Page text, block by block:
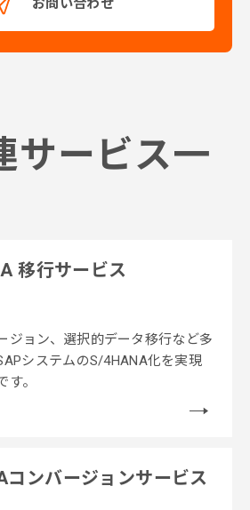
お問い合わせ
サービス一
移行サービス
ジョン、選択的データ移行など多
システムのS/4HANA化を実現
。
コンバージョンサービス